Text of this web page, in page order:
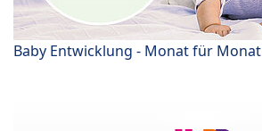
Baby Entwicklung - Monat für Monat